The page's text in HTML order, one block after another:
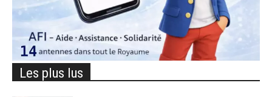
Les plus lus